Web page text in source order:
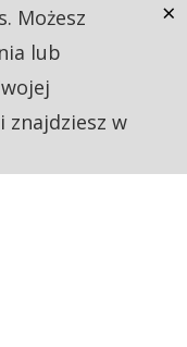
Możesz
lub
znajdziesz w
×